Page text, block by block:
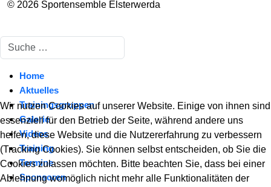
© 2026 Sportensemble Elsterwerda
Suchen
Home
Aktuelles
Trainingsgruppen
Galerie
Videos
Training
Termine
Sponsoren
Wir nutzen Cookies auf unserer Website. Einige von ihnen sind
essenziell für den Betrieb der Seite, während andere uns
helfen, diese Website und die Nutzererfahrung zu verbessern
(Tracking Cookies). Sie können selbst entscheiden, ob Sie die
Cookies zulassen möchten. Bitte beachten Sie, dass bei einer
Ablehnung womöglich nicht mehr alle Funktionalitäten der